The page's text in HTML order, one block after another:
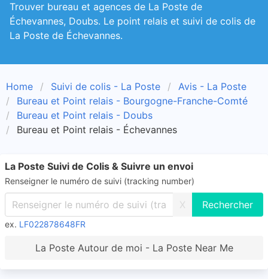
Trouver bureau et agences de La Poste de
Échevannes, Doubs. Le point relais et suivi de colis de
La Poste de Échevannes.
Home Suivi de colis - La Poste
Avis - La Poste
Bureau et Point relais - Bourgogne-Franche-Comté
Bureau et Point relais - Doubs
Bureau et Point relais - Échevannes
La Poste Suivi de Colis & Suivre un envoi
Renseigner le numéro de suivi (tracking number)
X
ex. LF022878648FR
La Poste Autour de moi - La Poste Near Me